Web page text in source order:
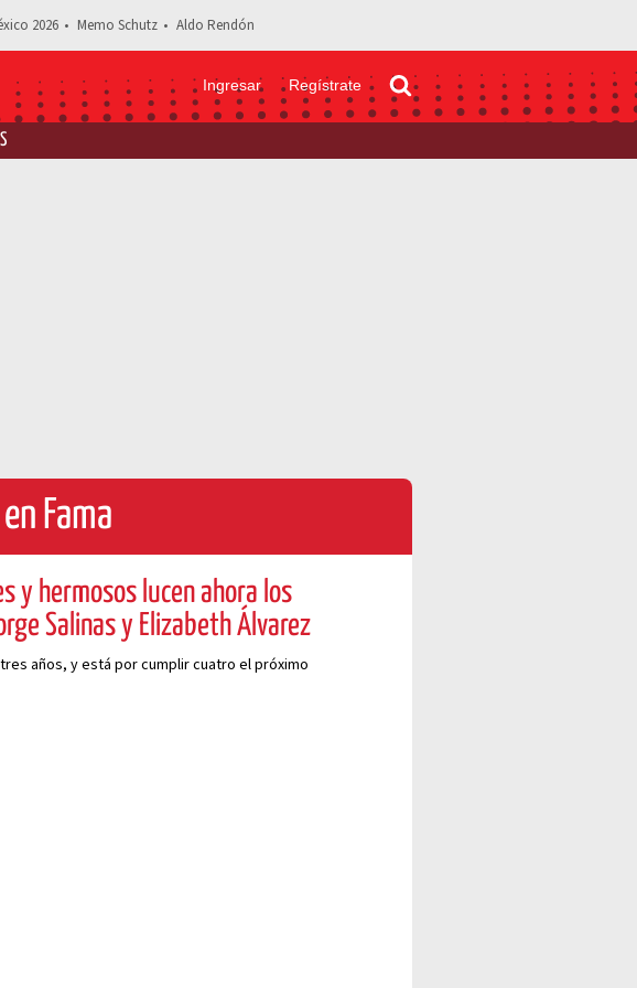
2026 Memo Schutz Aldo Rendón
Ingresar Regístrate
Fama
y hermosos lucen ahora los
Salinas y Elizabeth Álvarez
años, y está por cumplir cuatro el próximo